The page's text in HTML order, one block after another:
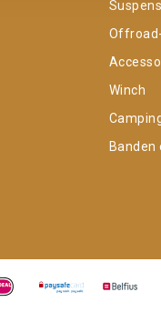
Winch
Banden